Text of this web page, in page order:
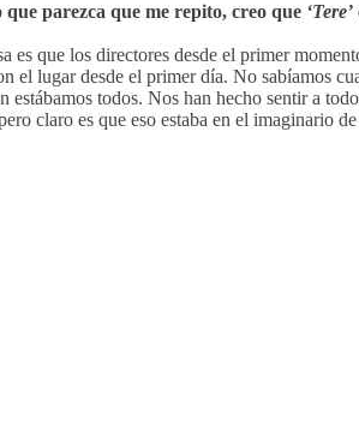
parezca que me repito, creo que ‘Tere’
es que los directores desde el primer
lugar desde el primer día. No sabíamos
todos. Nos han hecho sentir a
claro es que eso estaba en el imaginario